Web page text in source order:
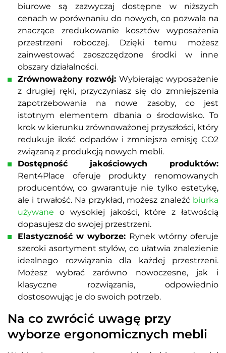
biurowe są zazwyczaj dostępne w niższych
cenach w porównaniu do nowych, co pozwala na
znaczące zredukowanie kosztów wyposażenia
przestrzeni roboczej. Dzięki temu możesz
zainwestować zaoszczędzone środki w inne
obszary działalności.
Zrównoważony rozwój: Wybierając wyposażenie
z drugiej ręki, przyczyniasz się do zmniejszenia
zapotrzebowania na nowe zasoby, co jest
istotnym elementem dbania o środowisko. To
krok w kierunku zrównoważonej przyszłości, który
redukuje ilość odpadów i zmniejsza emisję CO2
związaną z produkcją nowych mebli.
Dostępność jakościowych produktów:
Rent4Place oferuje produkty renomowanych
producentów, co gwarantuje nie tylko estetykę,
ale i trwałość. Na przykład, możesz znaleźć biurka
używane o wysokiej jakości, które z łatwością
dopasujesz do swojej przestrzeni.
Elastyczność w wyborze: Rynek wtórny oferuje
szeroki asortyment stylów, co ułatwia znalezienie
idealnego rozwiązania dla każdej przestrzeni.
Możesz wybrać zarówno nowoczesne, jak i
klasyczne rozwiązania, odpowiednio
dostosowując je do swoich potrzeb.
Na co zwrócić uwagę przy
wyborze ergonomicznych mebli